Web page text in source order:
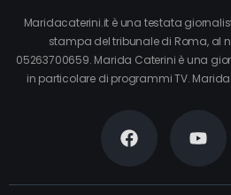
Maridacaterini.it è una testata
stampa del tribunale di Roma, al
05263700659. Marida Caterini è una
in particolare di programmi TV.